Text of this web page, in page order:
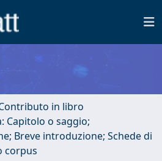
in libro
Capitolo o saggio;
Breve introduzione; Schede di
corpus